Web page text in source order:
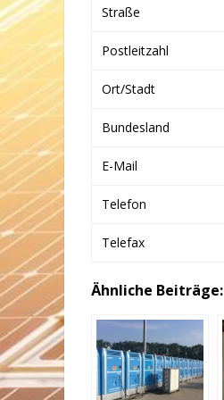
Straße
Postleitzahl
Ort/Stadt
Bundesland
E-Mail
Telefon
Telefax
Ähnliche Beiträge: